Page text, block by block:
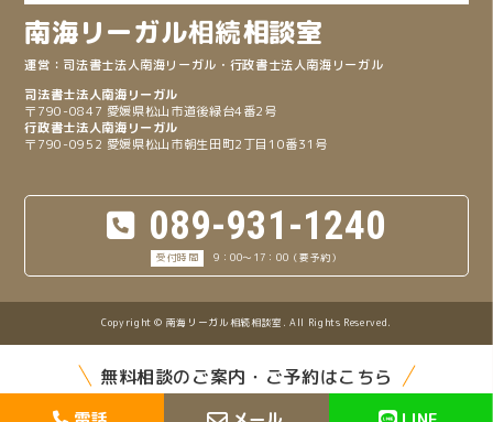
南海リーガル相続相談室
司法書士法人南海リーガル ・行政書士法人南海リーガル
〒790-0847 愛媛県松山市道後緑台4番2号
〒790-0952 愛媛県松山市朝生田町2丁目10番31号
089-931-1240
9：00～17：00（要予約）
Copyright © 南海リーガル相続相談室. All Rights Reserved.
無料相談のご案内・ご予約はこちら